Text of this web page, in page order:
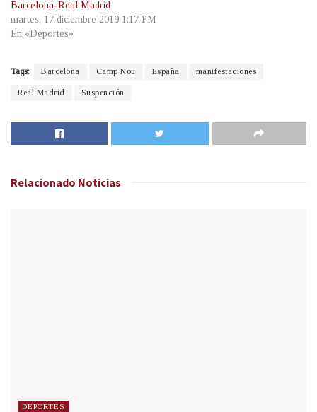
Barcelona-Real Madrid
martes, 17 diciembre 2019 1:17 PM
En «Deportes»
Tags: Barcelona Camp Nou España manifestaciones
Real Madrid Suspención
Relacionado Noticias
DEPORTES